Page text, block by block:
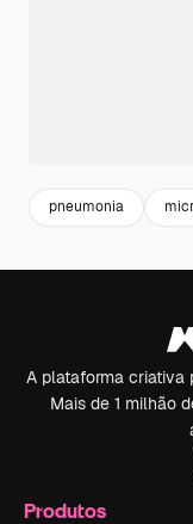
pneumonia
A plataforma criativa
Mais de 1 milhão
Produtos